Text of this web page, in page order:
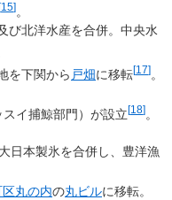
[15] 。
び北洋水産を合併。中央水
を下関から 戸畑に移転[17]
イ捕鯨部門）が設立[18] 。
日本製氷を合併し、豊洋漁
区丸の内の丸ビルに移転。